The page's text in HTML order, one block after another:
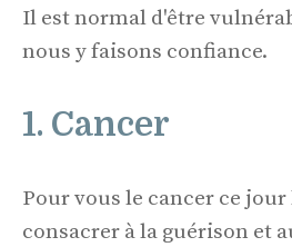
Il est normal d'être
nous y faisons confiance.
1. Cancer
Pour vous le cancer ce jour
consacrer à la guérison et